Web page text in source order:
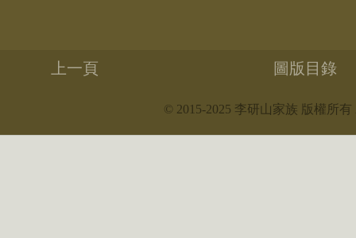
上一頁 圖版目錄
© 2015-2025 李研山家族 版權所有